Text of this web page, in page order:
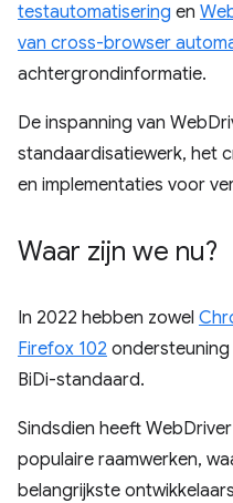
testautomatisering en
van cross-browser
achtergrondinformatie.
De inspanning van
standaardisatiewerk, het
en implementaties voor
Waar zijn we nu?
In 2022 hebben zowel
Firefox 102
BiDi-standaard.
Sindsdien heeft
populaire raamwerken,
belangrijkste